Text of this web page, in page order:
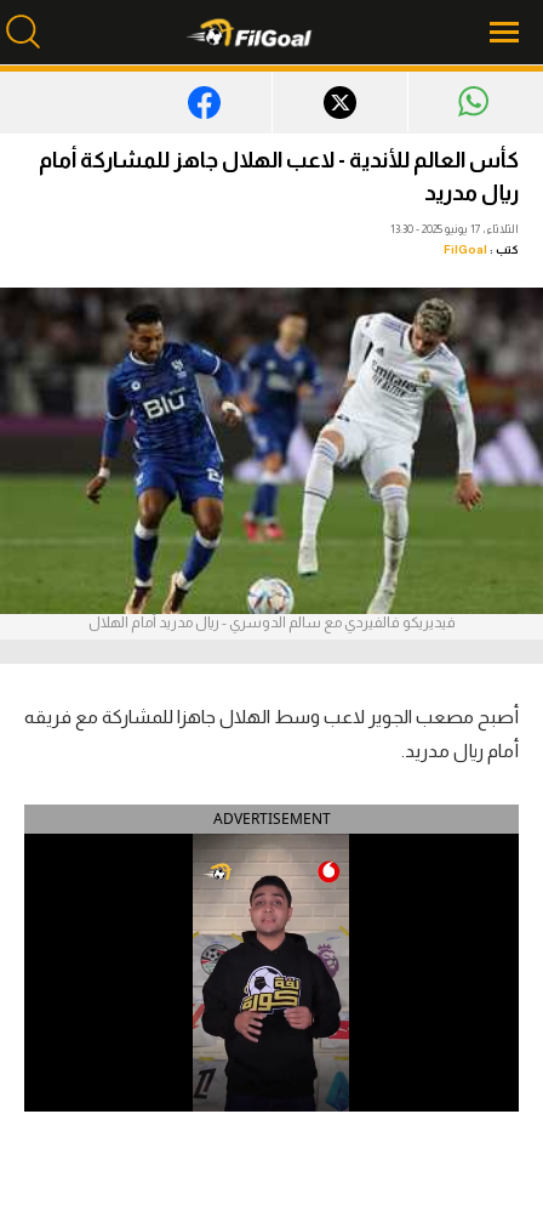
محتوى إخباري
الرئيسية
أخبار
مباريات
ميركاتو
فانتازي في الجول
مسابقة التوقعات
فيديوهات
ركن الألعاب
بطولات
أمريكا 2026
الدوري المصري
الدوري الإنجليزي الممتاز
كأس العالم للأندية - لاعب الهلال جاهز للمشاركة أمام
ريال مدريد
الثلاثاء، 17 يونيو 2025 - 13:30
كتب : FilGoal
فيديريكو فالفيردي مع سالم الدوسري - ريال مدريد أمام الهلال
أصبح مصعب الجوير لاعب وسط الهلال جاهزا للمشاركة مع فريقه
أمام ريال مدريد.
ADVERTISEMENT